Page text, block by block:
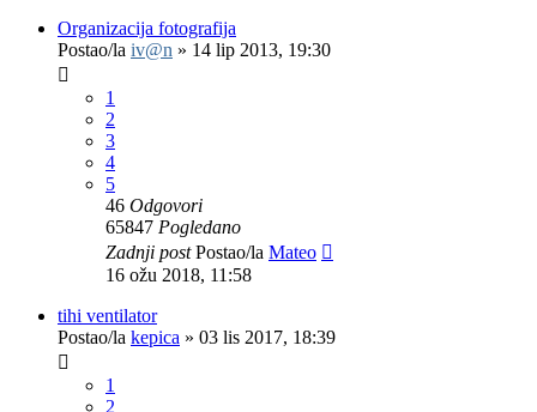
Organizacija fotografija
Postao/la iv@n » 14 lip 2013, 19:30
1
2
3
4
5
46 Odgovori
65847 Pogledano
Zadnji postPostao/la Mateo
16 ožu 2018, 11:58
tihi ventilator
Postao/la kepica » 03 lis 2017, 18:39
1
2